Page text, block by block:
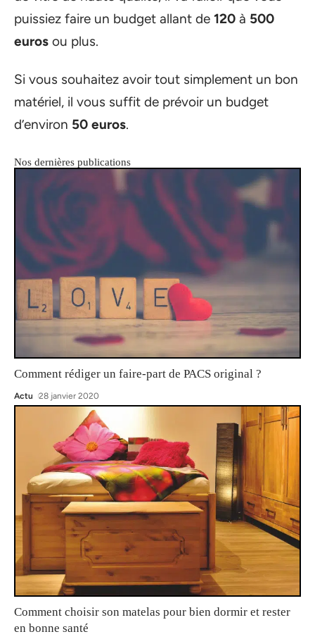
puissiez faire un budget allant de 120 à 500
euros ou plus.
Si vous souhaitez avoir tout simplement un bon
matériel, il vous suffit de prévoir un budget
d’environ 50 euros.
Nos dernières publications
Comment rédiger un faire-part de PACS original ?
Actu 28 janvier 2020
Comment choisir son matelas pour bien dormir et rester
en bonne santé